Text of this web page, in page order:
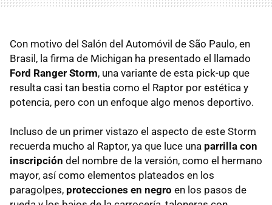
Con motivo del Salón del Automóvil de São Paulo, en
Brasil, la firma de Michigan ha presentado el llamado
Ford Ranger Storm, una variante de esta pick-up que
resulta casi tan bestia como el Raptor por estética y
potencia, pero con un enfoque algo menos deportivo.
Incluso de un primer vistazo el aspecto de este Storm
recuerda mucho al Raptor, ya que luce una parrilla con
inscripción del nombre de la versión, como el hermano
mayor, así como elementos plateados en los
paragolpes, protecciones en negro en los pasos de